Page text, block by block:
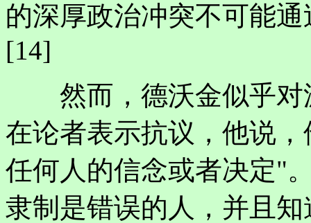
的深厚政治冲突不可能
[14]
然而，德沃金似乎对
在论者表示抗议，他说
任何人的信念或者决定"
隶制是错误的人，并且